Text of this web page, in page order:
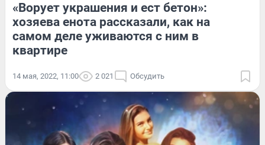
«Ворует украшения и ест бетон»:
хозяева енота рассказали, как на
самом деле уживаются с ним в
квартире
14 мая, 2022, 11:00 2 021 Обсудить